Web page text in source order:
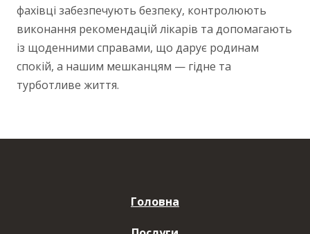
фахівці забезпечують безпеку, контролюють
виконання рекомендацій лікарів та допомагають
із щоденними справами, що дарує родинам
спокій, а нашим мешканцям — гідне та
турботливе життя.
Головна